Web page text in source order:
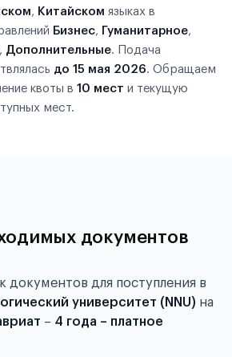
, Китайском языках в
Бизнес, Гуманитарное,
, Дополнительные. Подача
до 15 мая 2026. Обращаем
квоты в 10 мест и текущую
мест.
документов
документов для поступления в
университет (NNU) на
– 4 года – платное